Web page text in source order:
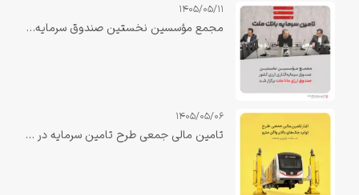
1405/05/11
مجمع مؤسسین نخستین صندوق سرمایه‌گذاری ارزی کشور «صندوق ارزی مانا ملت» برگزار شد.
1405/05/06
تامین مالی جمعی طرح تامین سرمایه در گردش جهت تولید جک‌های بالابر واگن مترو